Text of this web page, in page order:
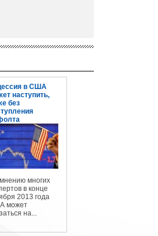
в США
наступить,
без
многих
в конце
2013 года
может
на...